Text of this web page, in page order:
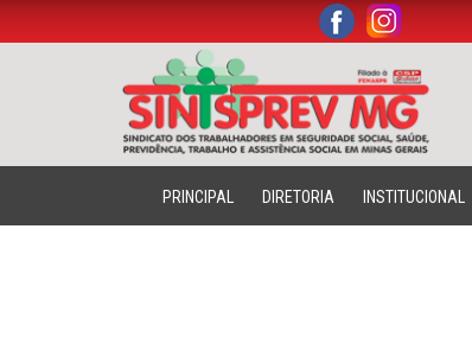
. .
PRINCIPAL DIRETORIA INSTITUCIONAL